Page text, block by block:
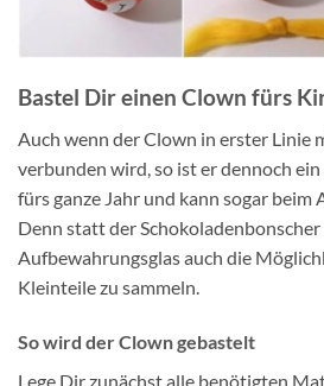
Bastel Dir einen Clown fürs
Auch wenn der Clown in erster Linie
verbunden wird, so ist er dennoch
fürs ganze Jahr und kann sogar beim
Denn statt der
Aufbewahrungsglas auch die
Kleinteile zu sammeln.
So wird der Clown gebastelt
Lege Dir zunächst alle benötigten